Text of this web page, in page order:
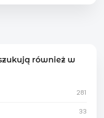
również w
281
33